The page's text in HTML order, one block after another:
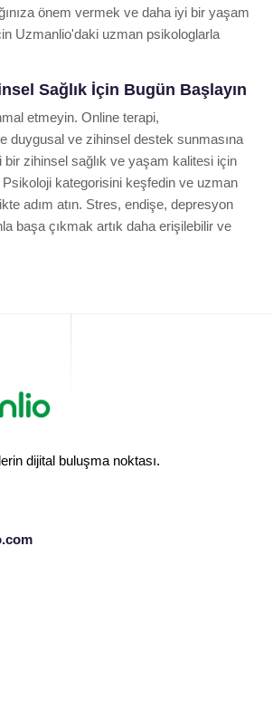
önem vermek ve daha iyi bir yaşam
Uzmanlio'daki uzman psikologlarla
Sağlık İçin Bugün Başlayın
etmeyin. Online terapi,
duygusal ve zihinsel destek sunmasına
bir zihinsel sağlık ve yaşam kalitesi için
kategorisini keşfedin ve uzman
adım atın. Stres, endişe, depresyon
başa çıkmak artık daha erişilebilir ve
dijital buluşma noktası.